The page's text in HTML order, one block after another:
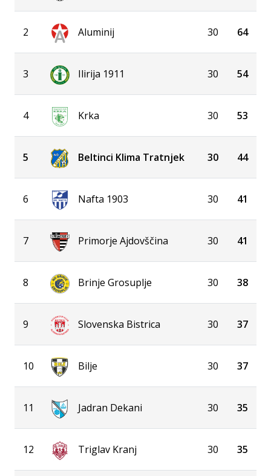
2 Aluminij 30 64
3 Ilirija 1911 30 54
4 Krka 30 53
5 Beltinci Klima Tratnjek 30 44
6 Nafta 1903 30 41
7 Primorje Ajdovščina 30 41
8 Brinje Grosuplje 30 38
9 Slovenska Bistrica 30 37
10 Bilje 30 37
11 Jadran Dekani 30 35
12 Triglav Kranj 30 35